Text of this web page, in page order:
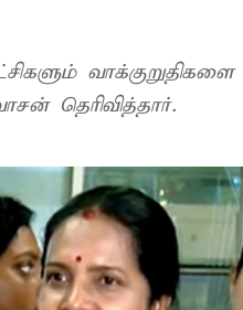
தெரிவித்தார்.